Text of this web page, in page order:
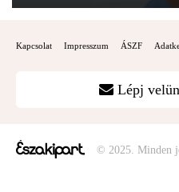
Kapcsolat Impresszum ÁSZF
Lépj
© 2025. Minden